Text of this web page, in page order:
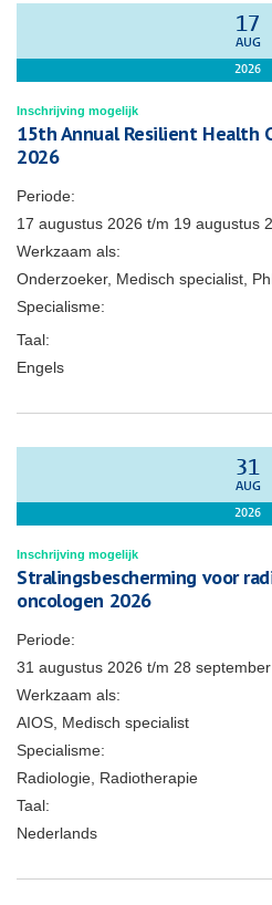
17
AUG
2026
Inschrijving mogelijk
15th Annual Resilient Health
2026
Periode:
17 augustus 2026 t/m 19 augustus
Werkzaam als:
Onderzoeker, Medisch specialist,
Specialisme:
Taal:
Engels
31
AUG
2026
Inschrijving mogelijk
Stralingsbescherming voor
oncologen 2026
Periode:
31 augustus 2026 t/m 28
Werkzaam als:
AIOS, Medisch specialist
Specialisme:
Radiologie, Radiotherapie
Taal:
Nederlands